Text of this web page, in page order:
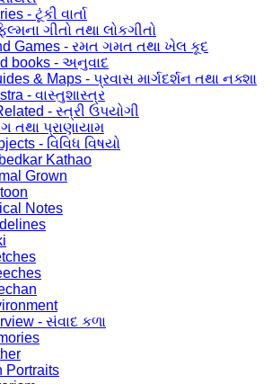
- ટૂંકી વાર્તા
ગીતો તથા લોકગીતો
Games - રમત ગમત તથા ખેલ કૂદ
books - અનુવાદ
& Maps - પ્રવાસ માર્ગદર્શન તથા નક્શા
- વાસ્તુશાસ્ત્ર
- સ્ત્રી ઉપયોગી
તથા પ્રાણાયામ
- વિવિધ વિષયો
Kathao
Grown
Notes
- સંવાદ કળા
Portraits